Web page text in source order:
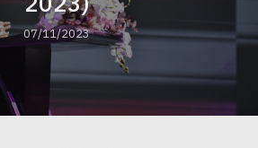
07/11/2023